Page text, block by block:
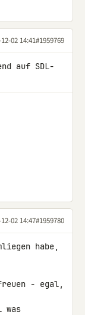
02 14:41#1959769
auf SDL-
02 14:47#1959780
habe,
- egal,